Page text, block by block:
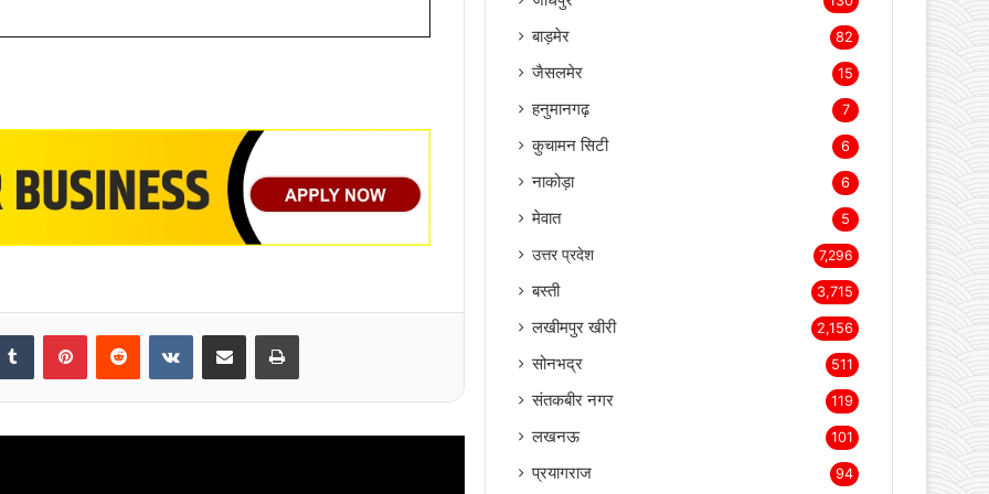
Tumblr PinterestReddit VKontakteShare via Email Print
जोधपुर 130
बाड़मेर 82
जैसलमेर 15
हनुमानगढ़ 7
कुचामन सिटी 6
नाकोड़ा 6
मेवात 5
उत्तर प्रदेश 7,296
बस्ती 3,715
लखीमपुर खीरी 2,156
सोनभद्र 511
संतकबीर नगर 119
लखनऊ 101
प्रयागराज 94